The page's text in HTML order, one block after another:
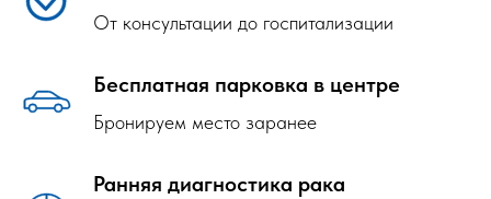
От консультации до госпитализации
Бесплатная парковка в центре
Бронируем место заранее
Ранняя диагностика рака